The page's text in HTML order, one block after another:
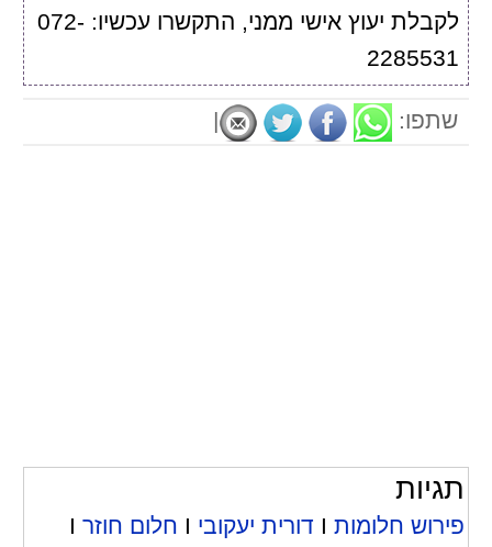
לקבלת יעוץ אישי ממני, התקשרו עכשיו: 072-
2285531
שתפו: |
תגיות
פירוש חלומותI דורית יעקובי חלום חוזרI